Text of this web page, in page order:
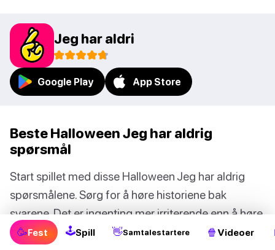
Jeg har aldri
Google Play App Store
Beste Halloween Jeg har aldrig
spørsmål
Start spillet med disse Halloween Jeg har aldrig
spørsmålene. Sørg for å høre historiene bak
svarene. Det er ingenting mer irriterende enn å høre
om skumle opplevelser som virkelig skjedde!
🥳Fest 🕹Spill 👋Samtalestartere 🍿 Videoer